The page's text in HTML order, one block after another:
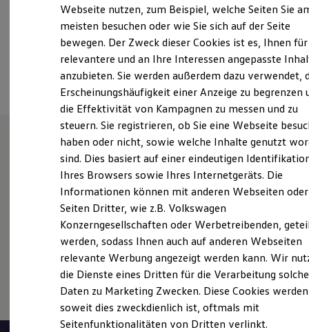
Laden
Laden unterwegs
Laden Zuhause
Ladestationen finden
Ladezeitensimulator
Batterie
Sicherheit
Garantie und Lebensdauer
Nachhaltigkeit
Technologie
Kosten und Kauf
Verbrauchskosten
Kaufoptionen
E-Auto-Förderung
Software und Konnektivität
ID. Software Versionen und Updates
Digitale Extras
Schnittstellen zu Ihrem ID.
Hybridautos
Marke und Erlebnis
Volkswagen R und R Experience
R-Modelle
Driving Experience
Volkswagen entdecken
Ansprechpartner
Unsere Leistungenim
Überblick
Gebrauchtwagen
Service
Online-Fahrzeugbewertung
Webseite nutzen, zum Beispiel, welche Seiten Sie
meisten besuchen oder wie Sie sich auf der Seite
bewegen. Der Zweck dieser Cookies ist es, Ihnen für
relevantere und an Ihre Interessen angepasste
anzubieten. Sie werden außerdem dazu verwendet,
Erscheinungshäufigkeit einer Anzeige zu begrenzen
die Effektivität von Kampagnen zu messen und zu
steuern. Sie registrieren, ob Sie eine Webseite
haben oder nicht, sowie welche Inhalte genutzt
sind. Dies basiert auf einer eindeutigen
Ihres Browsers sowie Ihres Internetgeräts. Die
Informationen können mit anderen Webseiten oder
Seiten Dritter, wie z.B. Volkswagen
Konzerngesellschaften oder Werbetreibenden,
werden, sodass Ihnen auch auf anderen Webseiten
relevante Werbung angezeigt werden kann. Wir
die Dienste eines Dritten für die Verarbeitung
Daten zu Marketing Zwecken. Diese Cookies
soweit dies zweckdienlich ist, oftmals mit
Seitenfunktionalitäten von Dritten verlinkt.